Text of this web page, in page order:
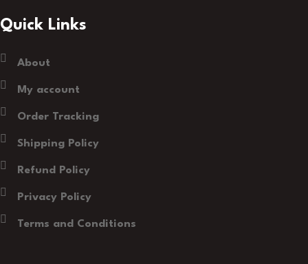
Quick Links
About
My account
Order Tracking
Shipping Policy
Refund Policy
Privacy Policy
Terms and Conditions